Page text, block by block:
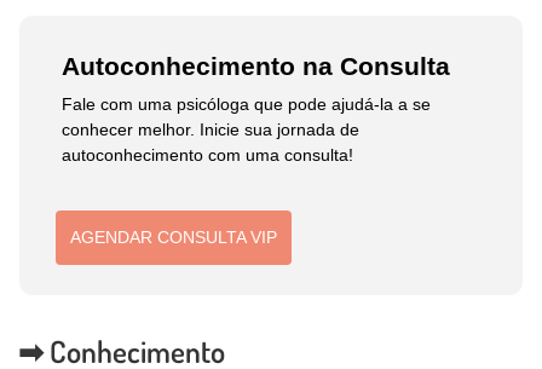
Autoconhecimento na Consulta
Fale com uma psicóloga que pode ajudá-la a se
conhecer melhor. Inicie sua jornada de
autoconhecimento com uma consulta!
AGENDAR CONSULTA VIP
➡ Conhecimento